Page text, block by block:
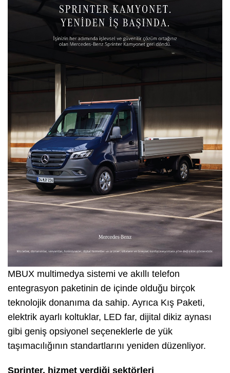
MBUX multimedya sistemi ve akıllı telefon
entegrasyon paketinin de içinde olduğu birçok
teknolojik donanıma da sahip. Ayrıca Kış Paketi,
elektrik ayarlı koltuklar, LED far, dijital dikiz aynası
gibi geniş opsiyonel seçeneklerle de yük
taşımacılığının standartlarını yeniden düzenliyor.
Sprinter, hizmet verdiği sektörleri